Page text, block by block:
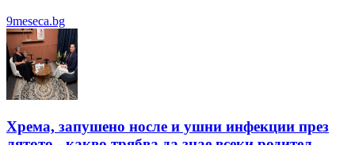
9meseca.bg
Хрема, запушено носле и ушни инфекции през